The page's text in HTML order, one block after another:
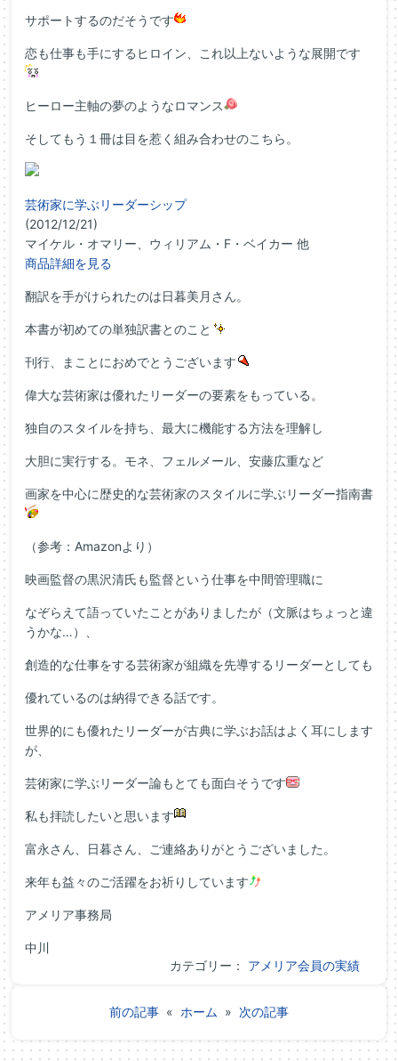
サポートするのだそうです
恋も仕事も手にするヒロイン、これ以上ないような展開です
ヒーロー主軸の夢のようなロマンス
そしてもう１冊は目を惹く組み合わせのこちら。
芸術家に学ぶリーダーシップ
(2012/12/21)
マイケル・オマリー、ウィリアム・F・ベイカー 他
商品詳細を見る
翻訳を手がけられたのは日暮美月さん。
本書が初めての単独訳書とのこと
刊行、まことにおめでとうございます
偉大な芸術家は優れたリーダーの要素をもっている。
独自のスタイルを持ち、最大に機能する方法を理解し
大胆に実行する。モネ、フェルメール、安藤広重など
画家を中心に歴史的な芸術家のスタイルに学ぶリーダー指南書
（参考：Amazonより）
映画監督の黒沢清氏も監督という仕事を中間管理職に
なぞらえて語っていたことがありましたが（文脈はちょっと違
うかな…）、
創造的な仕事をする芸術家が組織を先導するリーダーとしても
優れているのは納得できる話です。
世界的にも優れたリーダーが古典に学ぶお話はよく耳にします
が、
芸術家に学ぶリーダー論もとても面白そうです
私も拝読したいと思います
富永さん、日暮さん、ご連絡ありがとうございました。
来年も益々のご活躍をお祈りしています
アメリア事務局
中川
カテゴリー： アメリア会員の実績
前の記事 « ホーム » 次の記事